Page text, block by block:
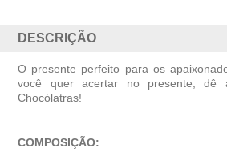
DESCRIÇÃO
O presente perfeito para os
você quer acertar no presente, dê
Chocólatras!
COMPOSIÇÃO: